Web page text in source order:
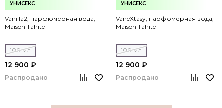
УНИСЕКС
Vanilla2, парфюмерная вода,
Maison Tahite
100 мл
12 900 ₽
Распродано
УНИСЕКС
VaneXtasy, парфюмерная вода,
Maison Tahite
100 мл
12 900 ₽
Распродано